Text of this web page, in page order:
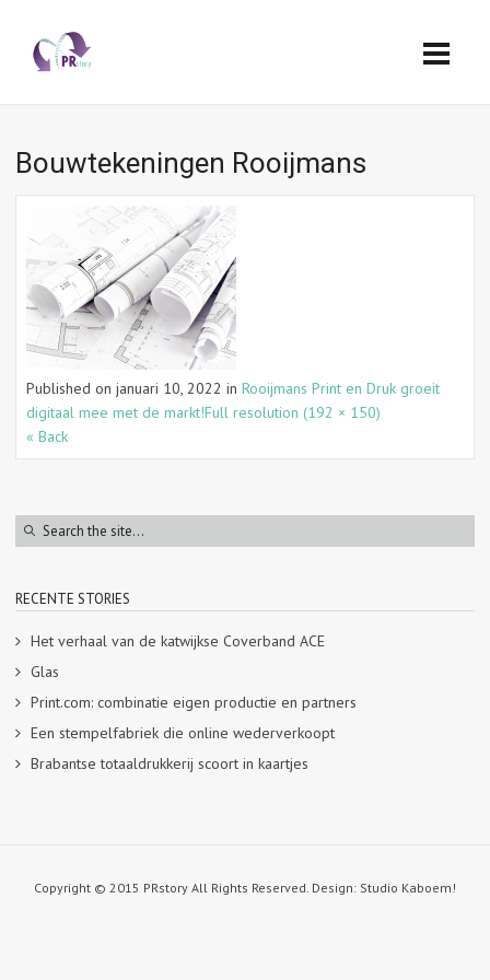
Bouwtekeningen Rooijmans
Published on januari 10, 2022 in Rooijmans Print en Druk groeit
digitaal mee met de markt!Full resolution (192 × 150)
« Back
RECENTE STORIES
Het verhaal van de katwijkse Coverband ACE
Glas
Print.com: combinatie eigen productie en partners
Een stempelfabriek die online wederverkoopt
Brabantse totaaldrukkerij scoort in kaartjes
Copyright © 2015 PRstory All Rights Reserved. Design: Studio Kaboem!